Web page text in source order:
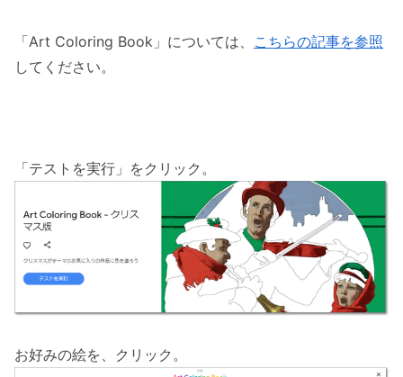
「Art Coloring Book」については、 こちらの記事を参照
してください。
「テストを実行」をクリック。
お好みの絵を、クリック。